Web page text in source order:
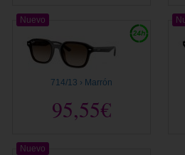
714/13 › Marrón
95,55€
Nuevo
Nuevo